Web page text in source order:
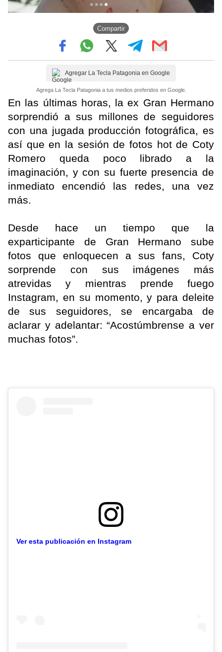
Compartir
Agregar La Tecla Patagonia en Google
Agrega La Tecla Patagonia a tus medios preferidos en Google.
En las últimas horas, la ex Gran Hermano
sorprendió a sus millones de seguidores
con una jugada producción fotográfica, es
así que en la sesión de fotos hot de Coty
Romero queda poco librado a la
imaginación, y con su fuerte presencia de
inmediato encendió las redes, una vez
más.
Desde hace un tiempo que la
exparticipante de Gran Hermano sube
fotos que enloquecen a sus fans, Coty
sorprende con sus imágenes más
atrevidas y mientras prende fuego
Instagram, en su momento, y para deleite
de sus seguidores, se encargaba de
aclarar y adelantar: “Acostúmbrense a ver
muchas fotos”.
Ver esta publicación en Instagram